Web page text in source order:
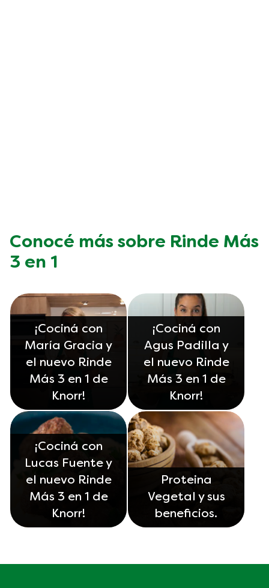
Conocé más sobre Rinde Más
3 en 1
¡Cociná con
María Gracia y
el nuevo Rinde
Más 3 en 1 de
Knorr!
¡Cociná con
Agus Padilla y
el nuevo Rinde
Más 3 en 1 de
Knorr!
¡Cociná con
Lucas Fuente y
el nuevo Rinde
Más 3 en 1 de
Knorr!
Proteina
Vegetal y sus
beneficios.